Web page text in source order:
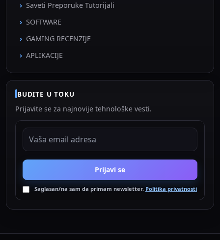
Saveti Preporuke Tutorijali
SOFTWARE
GAMING RECENZIJE
APLIKACIJE
BUDITE U TOKU
Prijavite se za najnovije tehnološke vesti.
EMAIL ADRESA
Prijavi se
Saglasan/na sam da primam newsletter. Politika privatnosti